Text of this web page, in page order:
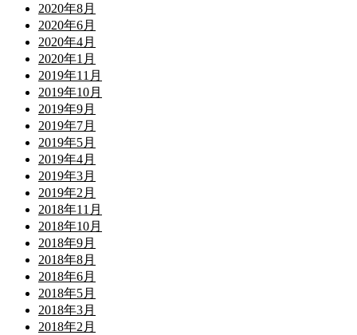
2020年8月
2020年6月
2020年4月
2020年1月
2019年11月
2019年10月
2019年9月
2019年7月
2019年5月
2019年4月
2019年3月
2019年2月
2018年11月
2018年10月
2018年9月
2018年8月
2018年6月
2018年5月
2018年3月
2018年2月